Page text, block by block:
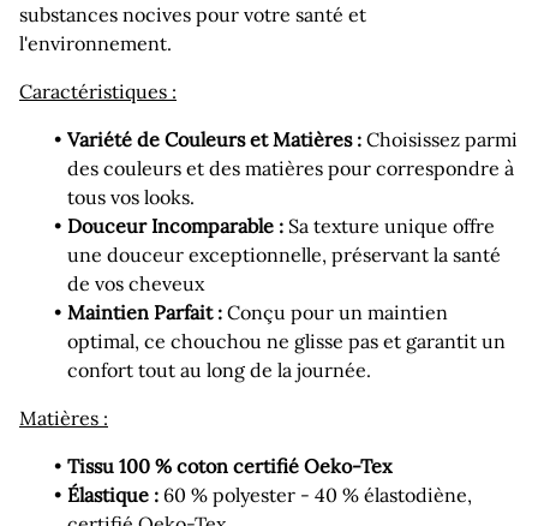
substances nocives pour votre santé et
l'environnement.
Caractéristiques :
Variété de Couleurs et Matières : Choisissez parmi
des couleurs et des matières pour correspondre à
tous vos looks.
Douceur Incomparable : Sa texture unique offre
une douceur exceptionnelle, préservant la santé
de vos cheveux
Maintien Parfait : Conçu pour un maintien
optimal, ce chouchou ne glisse pas et garantit un
confort tout au long de la journée.
Matières :
Tissu 100 % coton certifié Oeko-Tex
Élastique : 60 % polyester - 40 % élastodiène,